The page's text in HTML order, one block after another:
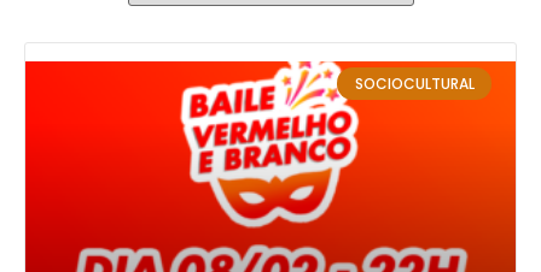
SOCIOCULTURAL